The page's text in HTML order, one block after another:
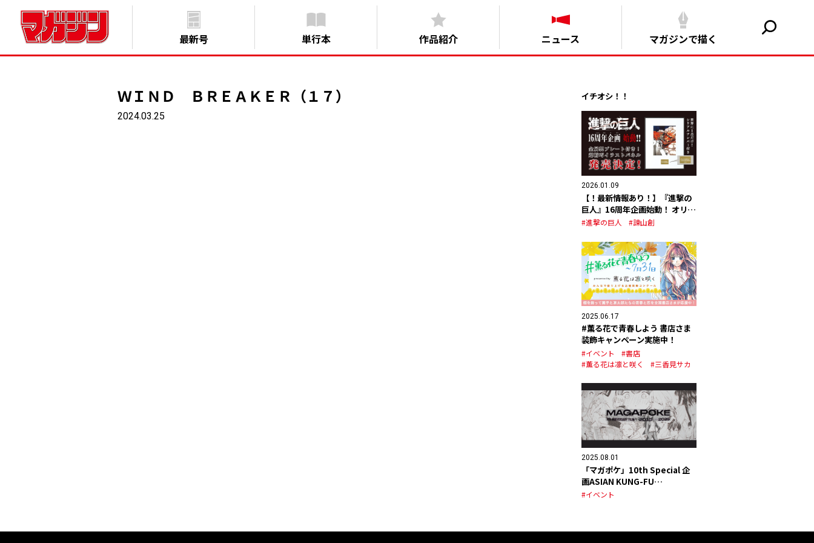
最新号 単行本 作品紹介 ニュース マガジンで描く
ＷＩＮＤ ＢＲＥＡＫＥＲ（１７）
2024.03.25
イチオシ！！
2026.01.09
【！最新情報あり！】『進撃の
巨人』16周年企画始動！ オリジ
ナルグッズの発売が決定！
#進撃の巨人 #諫山創
2025.06.17
#薫る花で青春しよう 書店さま
装飾キャンペーン実施中！
#イベント
#書店
#薫る花は凛と咲く
#三香見サカ
2025.08.01
「マガポケ」10th Special 企
画ASIAN KUNG-FU
GENERATION スペシャルPV公
#イベント